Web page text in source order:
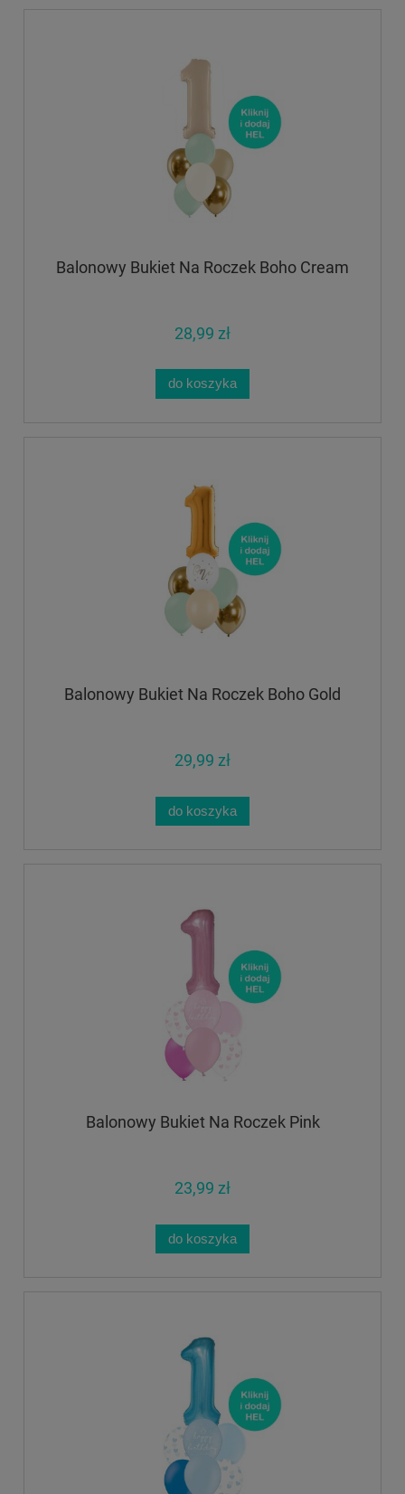
Balonowy Bukiet Na Roczek Boho Cream
28,99 zł
do koszyka
Balonowy Bukiet Na Roczek Boho Gold
29,99 zł
do koszyka
Balonowy Bukiet Na Roczek Pink
23,99 zł
do koszyka